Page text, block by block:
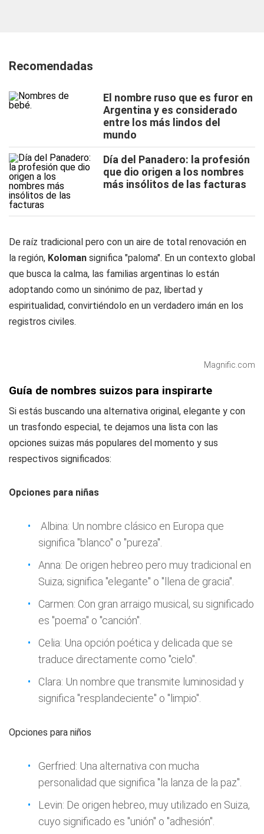
Recomendadas
El nombre ruso que es furor en
Argentina y es considerado
entre los más lindos del
mundo
Día del Panadero: la profesión
que dio origen a los nombres
más insólitos de las facturas
De raíz tradicional pero con un aire de total renovación en
la región, Koloman significa "paloma". En un contexto global
que busca la calma, las familias argentinas lo están
adoptando como un sinónimo de paz, libertad y
espiritualidad, convirtiéndolo en un verdadero imán en los
registros civiles.
Magnific.com
Guía de nombres suizos para inspirarte
Si estás buscando una alternativa original, elegante y con
un trasfondo especial, te dejamos una lista con las
opciones suizas más populares del momento y sus
respectivos significados:
Opciones para niñas
Albina: Un nombre clásico en Europa que
significa "blanco" o "pureza".
Anna: De origen hebreo pero muy tradicional en
Suiza; significa "elegante" o "llena de gracia".
Carmen: Con gran arraigo musical, su significado
es "poema" o "canción".
Celia: Una opción poética y delicada que se
traduce directamente como "cielo".
Clara: Un nombre que transmite luminosidad y
significa "resplandeciente" o "limpio".
Opciones para niños
Gerfried: Una alternativa con mucha
personalidad que significa "la lanza de la paz".
Levin: De origen hebreo, muy utilizado en Suiza,
cuyo significado es "unión" o "adhesión".